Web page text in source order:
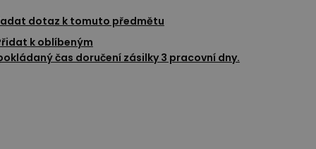
dotaz k tomuto předmětu
k oblíbeným
čas doručení zásilky 3 pracovní dny.